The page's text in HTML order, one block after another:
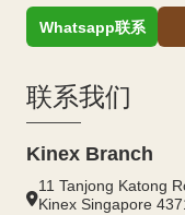
Whatsapp联系
联系我们
Kinex Branch
11 Tanjong Katong
Kinex Singapore